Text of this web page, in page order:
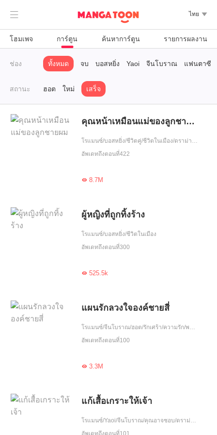
 ไทย 
โฮมเพจ การ์ตูน ค้นหาการ์ตูน รายการผลงาน
ช่อง ทั้งหมด จบ บอสหยิ่ง Yaoi จีนโบราณ แฟนตาซี
สถานะ ฮอต ใหม่ เสร็จ
คุณหน้าเหมือนแม่ของลูกชายผม
โรแมนซ์/บอสหยิ่ง/ชีวิตคู่/ชีวิตในเมือง/ดราม่า/ฮอต/รักหวานฉ่ำ/หนีพร้อมลูก/ความรัก/รักคืนเดียว/รักเดียวใจเดียว/เอาแต่ใจ
อัพเดทถึงตอนที่422
8.7M
ผู้หญิงที่ถูกทิ้งร้าง
โรแมนซ์/บอสหยิ่ง/ชีวิตในเมือง
อัพเดทถึงตอนที่300
525.5k
แผนรักลวงใจองค์ชายสี่
โรแมนซ์/จีนโบราณ/ฮอต/รักเศร้า/ความรัก/พบกันอีกครั้ง/จบ
อัพเดทถึงตอนที่100
3.3M
แก้เสื้อเกราะให้เจ้า
โรแมนซ์/Yaoi/จีนโบราณ/คุณอาจชอบ/ดราม่า/แก้แค้น/ฮอต/รักหวานฉ่ำ/ความรัก/กลยุทธ์/โชคชะตา/เกิดใหม่
อัพเดทถึงตอนที่101